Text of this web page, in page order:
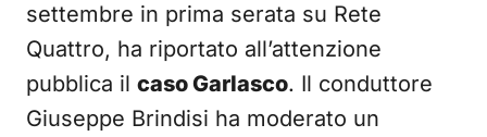
settembre in prima serata su Rete
Quattro, ha riportato all’attenzione
pubblica il caso Garlasco. Il conduttore
Giuseppe Brindisi ha moderato un